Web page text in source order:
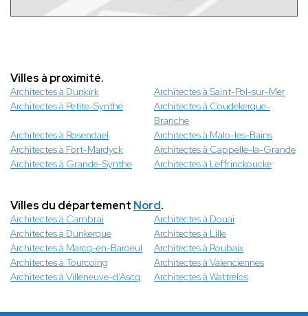
Villes à proximité.
Architectes à Dunkirk
Architectes à Saint-Pol-sur-Mer
Architectes à Petite-Synthe
Architectes à Coudekerque-
Branche
Architectes à Rosendael
Architectes à Malo-les-Bains
Architectes à Fort-Mardyck
Architectes à Cappelle-la-Grande
Architectes à Grande-Synthe
Architectes à Leffrinckoucke
Villes du département Nord.
Architectes à Cambrai
Architectes à Douai
Architectes à Dunkerque
Architectes à Lille
Architectes à Marcq-en-Baroeul
Architectes à Roubaix
Architectes à Tourcoing
Architectes à Valenciennes
Architectes à Villeneuve-d’Ascq
Architectes à Wattrelos